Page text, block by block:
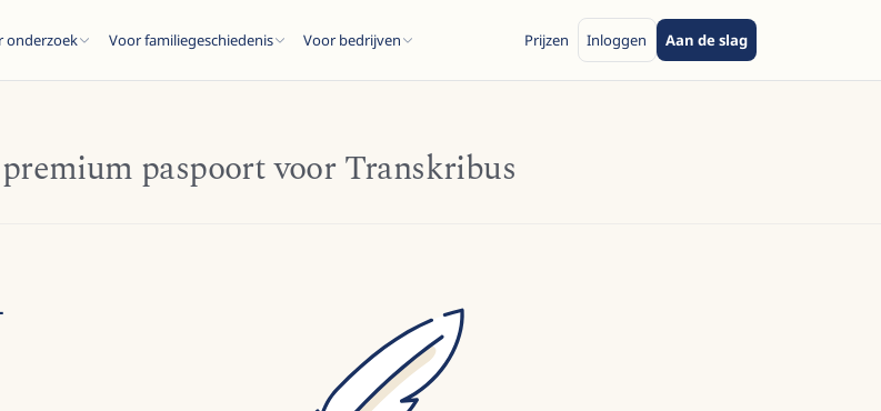
onderzoek Voor familiegeschiedenis Voor bedrijven Prijzen Inloggen Aan de slag
paspoort voor Transkribus